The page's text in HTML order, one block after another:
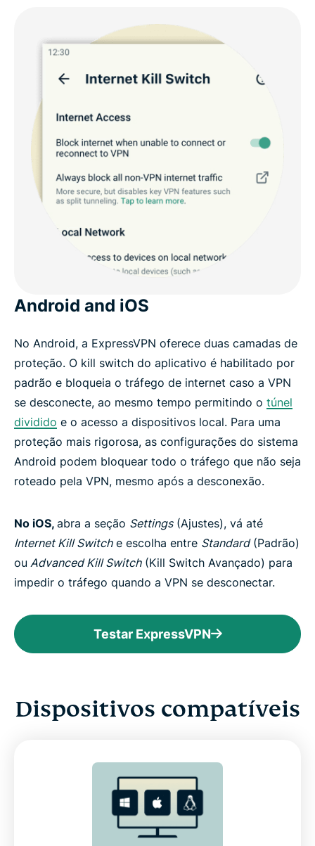
Android and iOS
No Android, a ExpressVPN oferece duas camadas de
proteção. O kill switch do aplicativo é habilitado por
padrão e bloqueia o tráfego de internet caso a VPN
se desconecte, ao mesmo tempo permitindo o túnel
dividido e o acesso a dispositivos local. Para uma
proteção mais rigorosa, as configurações do sistema
Android podem bloquear todo o tráfego que não seja
roteado pela VPN, mesmo após a desconexão.
No iOS, abra a seção Settings(Ajustes), vá até
Internet Kill Switche escolha entre Standard(Padrão)
ou Advanced Kill Switch(Kill Switch Avançado) para
impedir o tráfego quando a VPN se desconectar.
Testar ExpressVPN
Dispositivos compatíveis